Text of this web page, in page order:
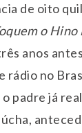
de oito
o
anos
rádio no
padre já